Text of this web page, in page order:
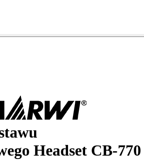
Headset CB-770